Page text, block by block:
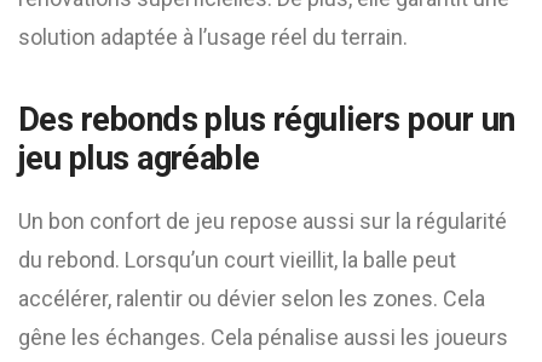
solution adaptée à l’usage réel du terrain.
Des rebonds plus réguliers pour un
jeu plus agréable
Un bon confort de jeu repose aussi sur la régularité
du rebond. Lorsqu’un court vieillit, la balle peut
accélérer, ralentir ou dévier selon les zones. Cela
gêne les échanges. Cela pénalise aussi les joueurs